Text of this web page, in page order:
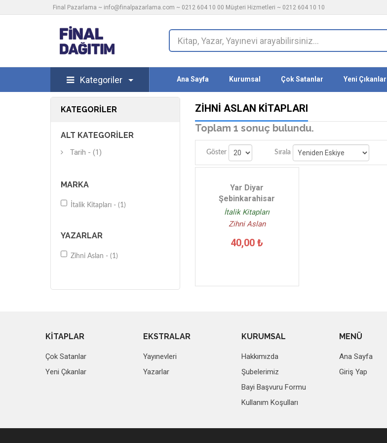
Final Pazarlama ~ info@finalpazarlama.com ~ 0212 604 10 00 Müşteri Hizmetleri ~ 0212 604 10 10
Kategoriler Ana Sayfa Kurumsal Çok Satanlar Yeni Çıkanlar
KATEGORILER
ALT KATEGORILER
Tarih - (1)
MARKA
İtalik Kitapları - (1)
YAZARLAR
Zihni Aslan - (1)
ZIHNI ASLAN KITAPLARI
Toplam 1 sonuç bulundu.
Göster Sırala Stoktakiler
Yar Diyar
Şebinkarahisar
İtalik Kitapları
Zihni Aslan
40,00 ₺
KİTAPLAR
Çok Satanlar
Yeni Çıkanlar
EKSTRALAR
Yayınevleri
Yazarlar
KURUMSAL
Hakkımızda
Şubelerimiz
Bayi Başvuru Formu
Kullanım Koşulları
MENÜ
Ana Sayfa
Giriş Yap